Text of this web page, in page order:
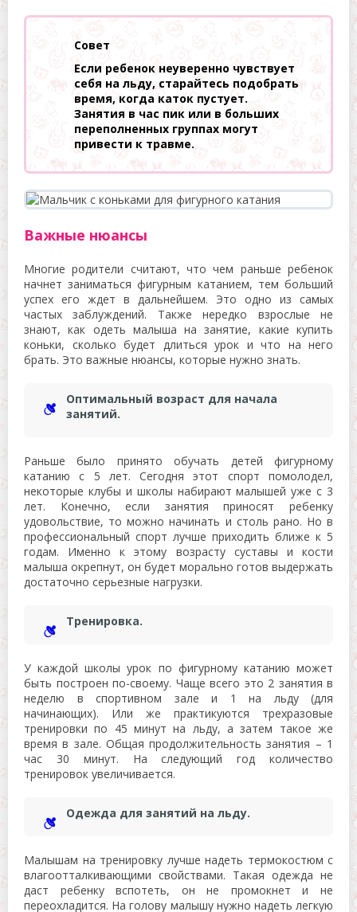
Совет
Если ребенок неуверенно чувствует
себя на льду, старайтесь подобрать
время, когда каток пустует.
Занятия в час пик или в больших
переполненных группах могут
привести к травме.
Важные нюансы
Многие родители считают, что чем раньше ребенок
начнет заниматься фигурным катанием, тем больший
успех его ждет в дальнейшем. Это одно из самых
частых заблуждений. Также нередко взрослые не
знают, как одеть малыша на занятие, какие купить
коньки, сколько будет длиться урок и что на него
брать. Это важные нюансы, которые нужно знать.
Оптимальный возраст для начала
занятий.
Раньше было принято обучать детей фигурному
катанию с 5 лет. Сегодня этот спорт помолодел,
некоторые клубы и школы набирают малышей уже с 3
лет. Конечно, если занятия приносят ребенку
удовольствие, то можно начинать и столь рано. Но в
профессиональный спорт лучше приходить ближе к 5
годам. Именно к этому возрасту суставы и кости
малыша окрепнут, он будет морально готов выдержать
достаточно серьезные нагрузки.
Тренировка.
У каждой школы урок по фигурному катанию может
быть построен по-своему. Чаще всего это 2 занятия в
неделю в спортивном зале и 1 на льду (для
начинающих). Или же практикуются трехразовые
тренировки по 45 минут на льду, а затем такое же
время в зале. Общая продолжительность занятия – 1
час 30 минут. На следующий год количество
тренировок увеличивается.
Одежда для занятий на льду.
Малышам на тренировку лучше надеть термокостюм с
влагоотталкивающими свойствами. Такая одежда не
даст ребенку вспотеть, он не промокнет и не
переохладится. На голову малышу нужно надеть легкую